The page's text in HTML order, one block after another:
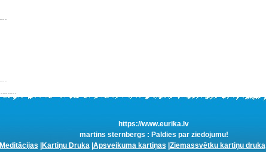
https://www.eurika.lv
martins sternbergs : Paldies par ziedojumu!
Meditācijas Kartiņu Druka| Apsveikuma kartiņas Ziemassvētku kartiņu druka|